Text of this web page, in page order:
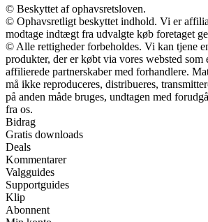
© Beskyttet af ophavsretsloven.
© Ophavsretligt beskyttet indhold. Vi er
modtage indtægt fra udvalgte køb foretaget
© Alle rettigheder forbeholdes. Vi kan tjene
produkter, der er købt via vores websted som
affilierede partnerskaber med forhandlere.
må ikke reproduceres, distribueres,
på anden måde bruges, undtagen med
fra os.
Bidrag
Gratis downloads
Deals
Kommentarer
Valgguides
Supportguides
Klip
Abonnent